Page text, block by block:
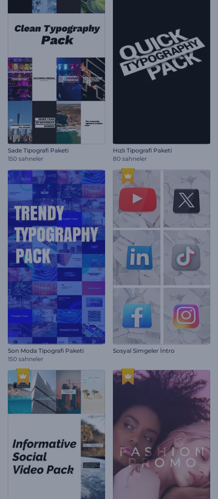
Sade Tipografi Paketi
150 sahneler
Hızlı Tipografi Paketi
80 sahneler
Son Moda Tipografi Paketi
150 sahneler
Sosyal Simgeler İntro